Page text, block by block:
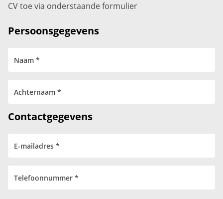
CV toe via onderstaande formulier
Persoonsgegevens
Contactgegevens